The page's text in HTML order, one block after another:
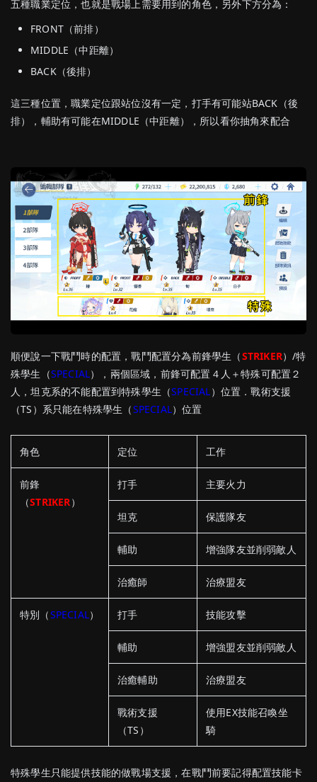
五種職業定位，也就是戰場上需要用到的角色，另外下方分為：
FRONT（前排）
MIDDLE（中距離）
BACK（後排）
這三種位置，職業定位跟站位沒有一定，打手有可能站BACK（後
排），輔助有可能在MIDDLE（中距離），所以看你抽角來配合
順便說一下戰鬥時的配置，戰鬥配置分為前鋒學生（STRIKER）/特
殊學生（SPECIAL），兩個區域，前鋒可配置４人＋特殊可配置２
人，坦克系的不能配置到特殊學生（SPECIAL）位置．戰術支援
（TS）系只能在特殊學生（SPECIAL）位置
角色 定位 工作
前鋒
（STRIKER）
打手 主要火力
坦克 保護隊友
輔助 增強隊友並削弱敵人
治癒師 治療盟友
特別（SPECIAL） 打手 技能攻擊
輔助 增強盟友並削弱敵人
治癒輔助 治療盟友
戰術支援
（TS）
使用EX技能召喚坐
騎
特殊學生只能提供技能的做戰場支援，在戰鬥前要記得配置技能卡